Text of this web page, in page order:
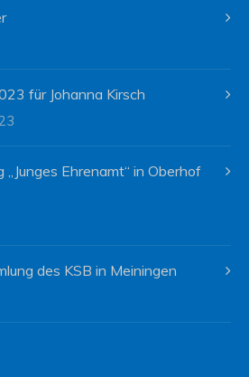
für Johanna Kirsch
Ehrenamt“ in Oberhof
des KSB in Meiningen